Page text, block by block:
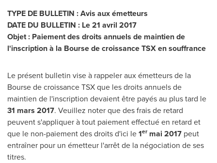
TYPE DE BULLETIN : Avis aux émetteurs
DATE DU BULLETIN : Le 21 avril 2017
Objet : Paiement des droits annuels de maintien de
l'inscription à la Bourse de croissance TSX en souffrance
Le présent bulletin vise à rappeler aux émetteurs de la
Bourse de croissance TSX que les droits annuels de
maintien de l'inscription devaient être payés au plus tard le
31 mars 2017. Veuillez noter que des frais de retard
peuvent s'appliquer à tout paiement effectué en retard et
que le non-paiement des droits d'ici le1ermai 2017 peut
entraîner pour un émetteur l'arrêt de la négociation de ses
titres.